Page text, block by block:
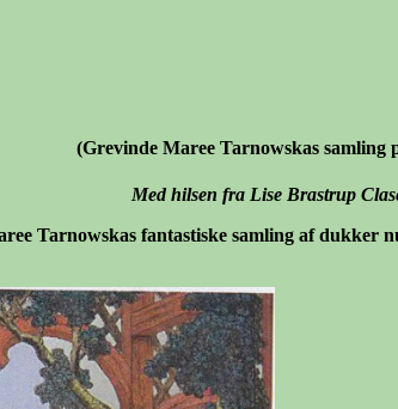
(Grevinde Maree Tarnowskas samling
Med hilsen fra Lise Brastrup
Tarnowskas fantastiske samling af